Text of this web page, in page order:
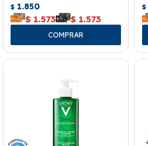
$ 1.850
$ 1.573 $ 1.573
$